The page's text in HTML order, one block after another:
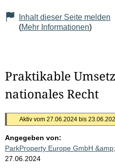
Inhalt dieser Seite melden
(Mehr Informationen)
Praktikable
nationales Recht
Aktiv vom 27.06.2024 bis
Angegeben von:
ParkProperty Europe GmbH
27.06.2024